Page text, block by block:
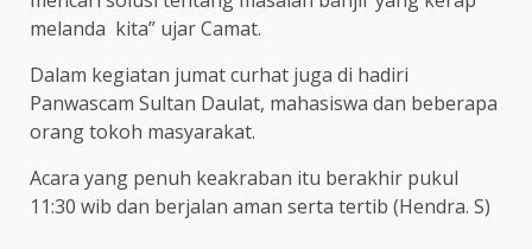
melanda kita” ujar Camat.
Dalam kegiatan jumat curhat juga di hadiri
Panwascam Sultan Daulat, mahasiswa dan beberapa
orang tokoh masyarakat.
Acara yang penuh keakraban itu berakhir pukul
11:30 wib dan berjalan aman serta tertib (Hendra. S)